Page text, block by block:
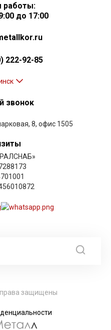
работы:
до 17:00
222-92-85
звонок
8, офис 1505
защищены